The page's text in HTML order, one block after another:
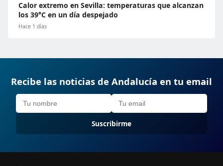
Calor extremo en Sevilla: temperaturas que alcanzan
los 39°C en un día despejado
Hace 1 días
Recibe las noticias de Andalucía en tu email
Suscribirme